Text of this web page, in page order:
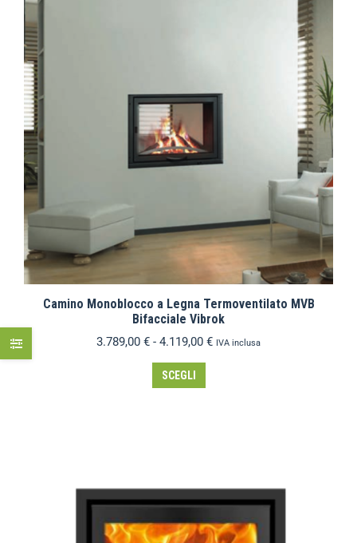
Camino Monoblocco a Legna Termoventilato MVB
Bifacciale Vibrok
3.789,00 € - 4.119,00 € IVA inclusa
SCEGLI